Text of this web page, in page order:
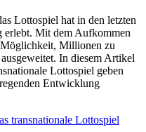
Lottospiel hat in den letzten
erlebt. Mit dem Aufkommen
Millionen zu
In diesem Artikel
Lottospiel geben
Entwicklung
transnationale Lottospiel